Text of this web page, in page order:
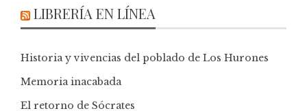
LIBRERÍA EN LÍNEA
Historia y vivencias del poblado de Los Hurones
Memoria inacabada
El retorno de Sócrates